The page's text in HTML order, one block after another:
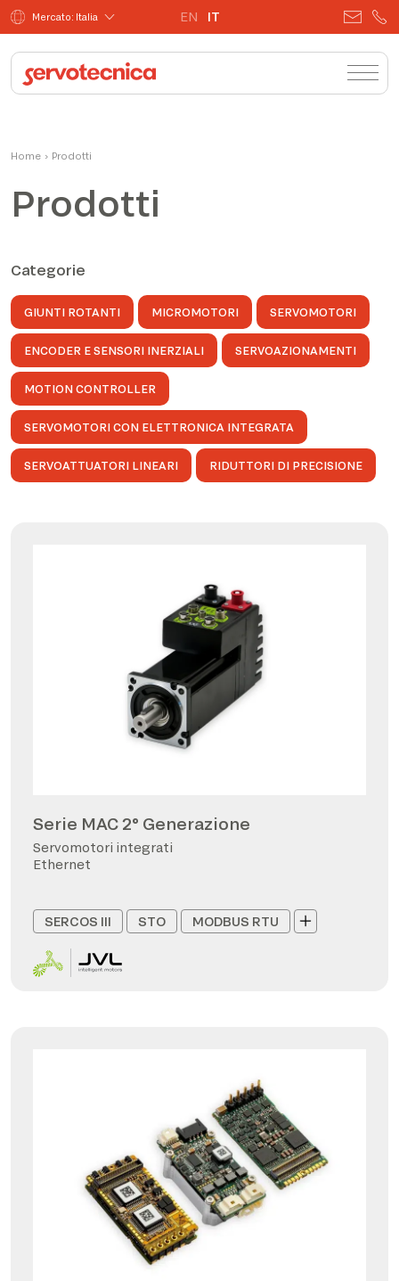
Mercato: Italia EN IT
Home › Prodotti
Prodotti
Categorie
GIUNTI ROTANTI MICROMOTORI SERVOMOTORI
ENCODER E SENSORI INERZIALI SERVOAZIONAMENTI
MOTION CONTROLLER
SERVOMOTORI CON ELETTRONICA INTEGRATA
SERVOATTUATORI LINEARI RIDUTTORI DI PRECISIONE
Serie MAC 2° Generazione
Servomotori integrati
Ethernet
SERCOS III STO MODBUS RTU